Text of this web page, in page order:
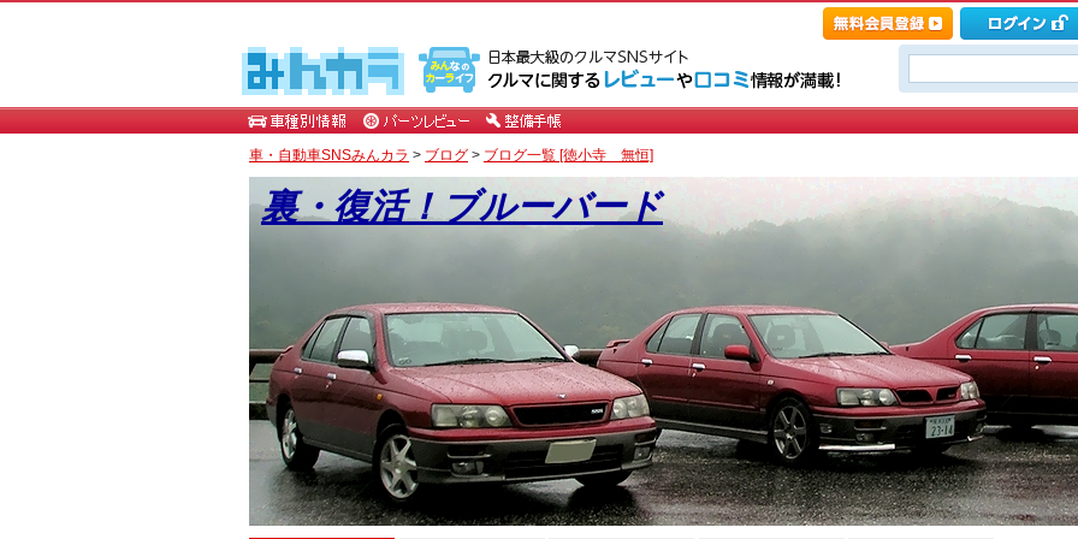
車・自動車SNSみんカラ > ブログ > ブログ一覧 [徳小寺 無恒]
裏・復活！ブルーバード